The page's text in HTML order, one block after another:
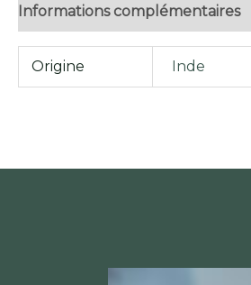
Informations complémentaires
Origine Inde